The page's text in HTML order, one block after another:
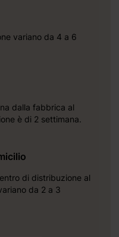
variano da 4 a 6
dalla fabbrica al
è di 2 settimana.
di distribuzione al
da 2 a 3